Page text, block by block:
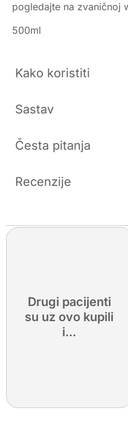
pogledajte na zvaničnoj
500ml
Kako koristiti
Sastav
Česta pitanja
Recenzije
Drugi pacijenti
su uz ovo kupili
i...